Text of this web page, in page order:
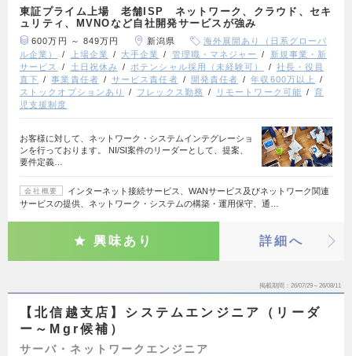
東証プライム上場 老舗ISP ネットワーク、クラウド、セキ
ュリティ、MVNOなど自社開発サービスが強み
600万円 ～ 849万円 新潟県
海外展開あり（日系グローバ
ル企業）
上場企業 大手企業 管理職・マネジャー
新規事業・新
サービス
土日祝休み ポテンシャル採用（未経験可）
社長・役員
直下
事業責任者 サービス責任者 開発責任者
年収600万以上
ストックオプションあり
フレックス勤務 リモートワーク可能
育
児支援制度
お客様に対して、ネットワーク・システムインテグレーショ
ンを行っております。 NI/SI案件のリーダーとして、提案、
要件定義…
会社概要
インターネット接続サービス、WANサービス及びネットワーク関連
サービスの提供、ネットワーク・システムの構築・運用保守、通…
興味あり 詳細へ
掲載期間 26/07/29～26/08/11
【北信越支店】システムエンジニア（リーダ
ー～Mgr候補）
サーバ・ネットワークエンジニア